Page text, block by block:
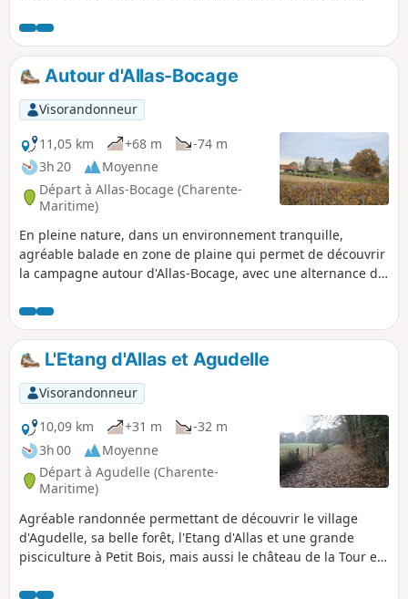
nature et permet de découvrir également quelques beaux
exemples du bâti de Saintonge.
Autour d'Allas-Bocage
Visorandonneur
11,05 km
+68 m
-74 m
3h 20
Moyenne
Départ à Allas-Bocage (Charente-
Maritime)
En pleine nature, dans un environnement tranquille,
agréable balade en zone de plaine qui permet de découvrir
la campagne autour d'Allas-Bocage, avec une alternance de
L'Etang d'Allas et Agudelle
Visorandonneur
10,09 km
+31 m
-32 m
3h 00
Moyenne
Départ à Agudelle (Charente-
Maritime)
Agréable randonnée permettant de découvrir le village
d'Agudelle, sa belle forêt, l'Etang d'Allas et une grande
pisciculture à Petit Bois, mais aussi le château de la Tour et
vignes.L'itinéraire emprunte pour partie le GR®®360 ou